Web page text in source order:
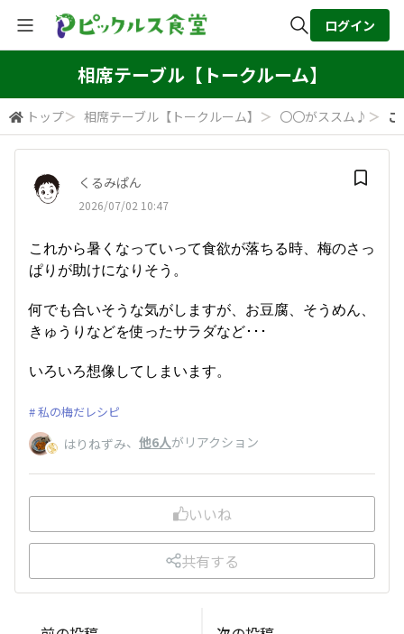
全体検索
検索
ログイン
相席テーブル【トークルーム】
トップ＞ 相席テーブル【トークルーム】 ＞ 〇〇がススム♪ ＞
くるみぱん
2026/07/02 10:47
これから暑くなっていって食欲が落ちる時、梅のさっ
ぱりが助けになりそう。
何でも合いそうな気がしますが、お豆腐、そうめん、
きゅうりなどを使ったサラダなど･･･
いろいろ想像してしまいます。
私の梅だレシピ
はりねずみ、 他6人がリアクション
いいね
共有する